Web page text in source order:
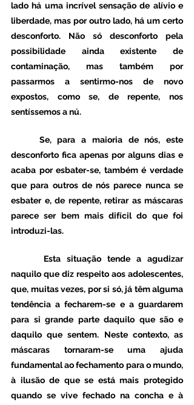
lado há uma incrível sensação de alívio e
liberdade, mas por outro lado, há um certo
desconforto. Não só desconforto pela
possibilidade ainda existente de
contaminação, mas também por
passarmos a sentirmo-nos de novo
expostos, como se, de repente, nos
sentíssemos a nú.
desconforto fica apenas por alguns dias e
acaba por esbater-se, também é verdade
que para outros de nós parece nunca se
esbater e, de repente, retirar as máscaras
parece ser bem mais difícil do que foi
introduzi-las.
naquilo que diz respeito aos adolescentes,
que, muitas vezes, por si só, já têm alguma
tendência a fecharem-se e a guardarem
para si grande parte daquilo que são e
daquilo que sentem. Neste contexto, as
máscaras tornaram-se uma ajuda
fundamental ao fechamento para o mundo,
à ilusão de que se está mais protegido
quando se vive fechado na concha e à